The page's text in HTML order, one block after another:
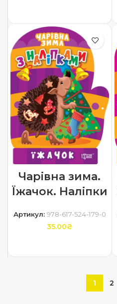
Чарівна зима.
Їжачок. Наліпки
Артикул: 978-617-524-179-0
35.00₴
1 2